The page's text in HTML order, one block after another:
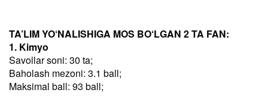
TA’LIM YO‘NALISHIGA MOS BO‘LGAN 2 TA FAN:
1. Kimyo
Savollar soni: 30 ta;
Baholash mezoni: 3.1 ball;
Maksimal ball: 93 ball;